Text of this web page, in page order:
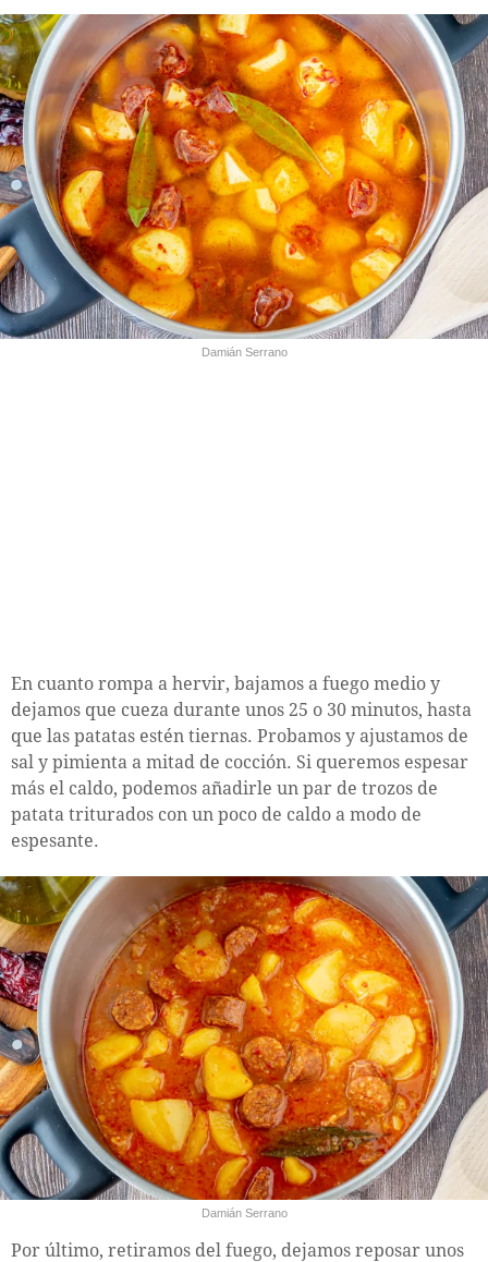
Damián Serrano
En cuanto rompa a hervir, bajamos a fuego medio y
dejamos que cueza durante unos 25 o 30 minutos, hasta
que las patatas estén tiernas. Probamos y ajustamos de
sal y pimienta a mitad de cocción. Si queremos espesar
más el caldo, podemos añadirle un par de trozos de
patata triturados con un poco de caldo a modo de
espesante.
Damián Serrano
Por último, retiramos del fuego, dejamos reposar unos